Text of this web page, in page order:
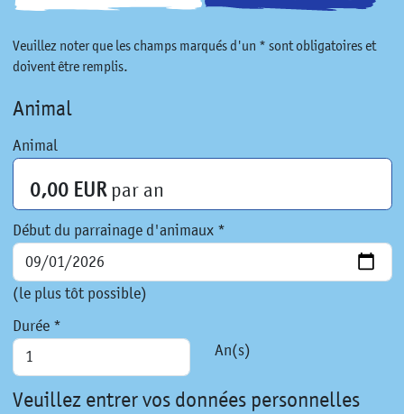
Veuillez noter que les champs marqués d'un * sont obligatoires et
doivent être remplis.
Animal
Animal
0,00 EUR par an
Début du parrainage d'animaux *
(le plus tôt possible)
Durée *
An(s)
Veuillez entrer vos données personnelles